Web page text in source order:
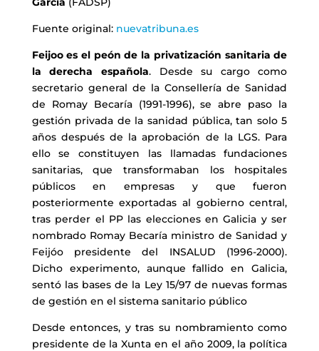
Fuente original: nuevatribuna.es
Feijoo es el peón de la privatización sanitaria de
la derecha española. Desde su cargo como
secretario general de la Consellería de Sanidad
de Romay Becaría (1991-1996), se abre paso la
gestión privada de la sanidad pública, tan solo 5
años después de la aprobación de la LGS. Para
ello se constituyen las llamadas fundaciones
sanitarias, que transformaban los hospitales
públicos en empresas y que fueron
posteriormente exportadas al gobierno central,
tras perder el PP las elecciones en Galicia y ser
nombrado Romay Becaría ministro de Sanidad y
Feijóo presidente del INSALUD (1996-2000).
Dicho experimento, aunque fallido en Galicia,
sentó las bases de la Ley 15/97 de nuevas formas
de gestión en el sistema sanitario público
Desde entonces, y tras su nombramiento como
presidente de la Xunta en el año 2009, la política